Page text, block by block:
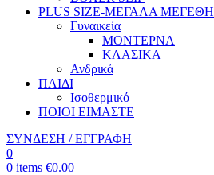
PLUS SIZE-ΜΕΓΑΛΑ ΜΕΓΕΘΗ
Γυναικεία
ΜΟΝΤΕΡΝΑ
ΚΛΑΣΙΚΑ
Ανδρικά
ΠΑΙΔΙ
Ισοθερμικό
ΠΟΙΟΙ ΕΙΜΑΣΤΕ
ΣΥΝΔΕΣΗ / ΕΓΓΡΑΦΗ
0
0 items €0.00